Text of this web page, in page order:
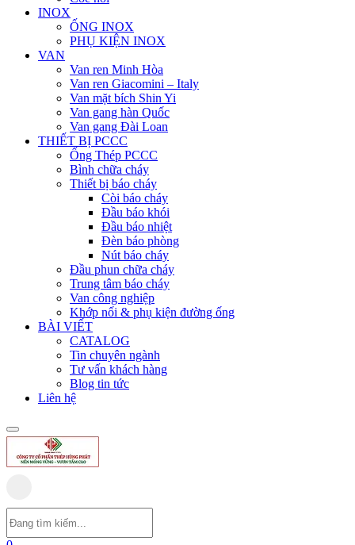
INOX
ỐNG INOX
PHỤ KIỆN INOX
VAN
Van ren Minh Hòa
Van ren Giacomini – Italy
Van mặt bích Shin Yi
Van gang hàn Quốc
Van gang Đài Loan
THIẾT BỊ PCCC
Ống Thép PCCC
Bình chữa cháy
Thiết bị báo cháy
Còi báo cháy
Đầu báo khói
Đầu báo nhiệt
Đèn báo phòng
Nút báo cháy
Đầu phun chữa cháy
Trung tâm báo cháy
Van công nghiệp
Khớp nối & phụ kiện đường ống
BÀI VIẾT
CATALOG
Tin chuyên ngành
Tư vấn khách hàng
Blog tin tức
Liên hệ